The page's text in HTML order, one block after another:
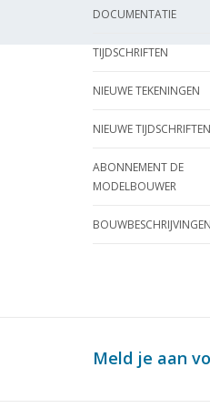
DOCUMENTATIE
TIJDSCHRIFTEN
NIEUWE TEKENINGEN
NIEUWE TIJDSCHRIFTEN
ABONNEMENT DE
MODELBOUWER
BOUWBESCHRIJVINGEN
Meld je aan